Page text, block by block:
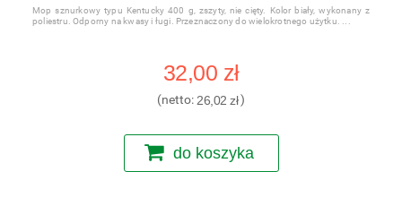
Mop sznurkowy typu Kentucky 400 g, zszyty, nie cięty. Kolor biały, wykonany z
poliestru. Odporny na kwasy i ługi. Przeznaczony do wielokrotnego użytku.
32,00 zł
(netto: 26,02 zł)
do koszyka